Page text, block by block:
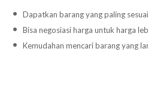
Dapatkan barang yang paling
Bisa negosiasi harga untuk harga
Kemudahan mencari barang yang